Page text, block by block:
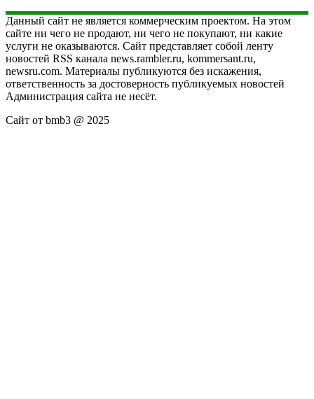
Данный сайт не является коммерческим проектом. На этом
сайте ни чего не продают, ни чего не покупают, ни какие
услуги не оказываются. Сайт представляет собой ленту
новостей RSS канала news.rambler.ru, kommersant.ru,
newsru.com. Материалы публикуются без искажения,
ответственность за достоверность публикуемых новостей
Администрация сайта не несёт.
Сайт от bmb3 @ 2025